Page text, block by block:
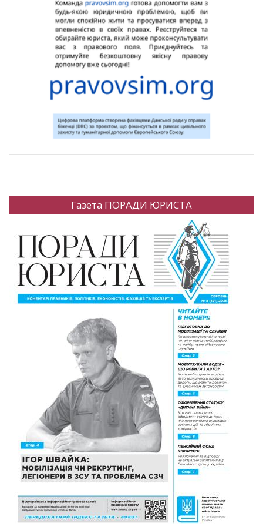
Газета ПОРАДИ ЮРИСТА